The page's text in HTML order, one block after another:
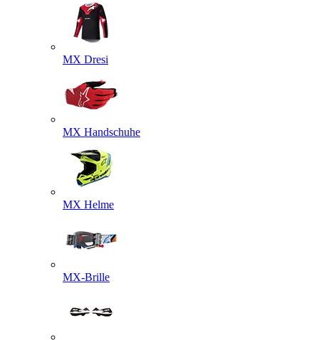
MX Dresi
MX Handschuhe
MX Helme
MX-Brille